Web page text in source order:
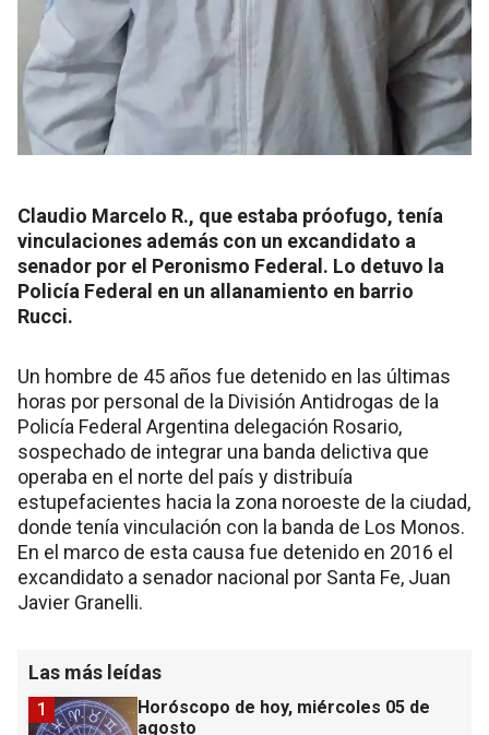
Claudio Marcelo R., que estaba próofugo, tenía
vinculaciones además con un excandidato a
senador por el Peronismo Federal. Lo detuvo la
Policía Federal en un allanamiento en barrio
Rucci.
Un hombre de 45 años fue detenido en las últimas
horas por personal de la División Antidrogas de la
Policía Federal Argentina delegación Rosario,
sospechado de integrar una banda delictiva que
operaba en el norte del país y distribuía
estupefacientes hacia la zona noroeste de la ciudad,
donde tenía vinculación con la banda de Los Monos.
En el marco de esta causa fue detenido en 2016 el
excandidato a senador nacional por Santa Fe, Juan
Javier Granelli.
Las más leídas
Horóscopo de hoy, miércoles 05 de
agosto
1